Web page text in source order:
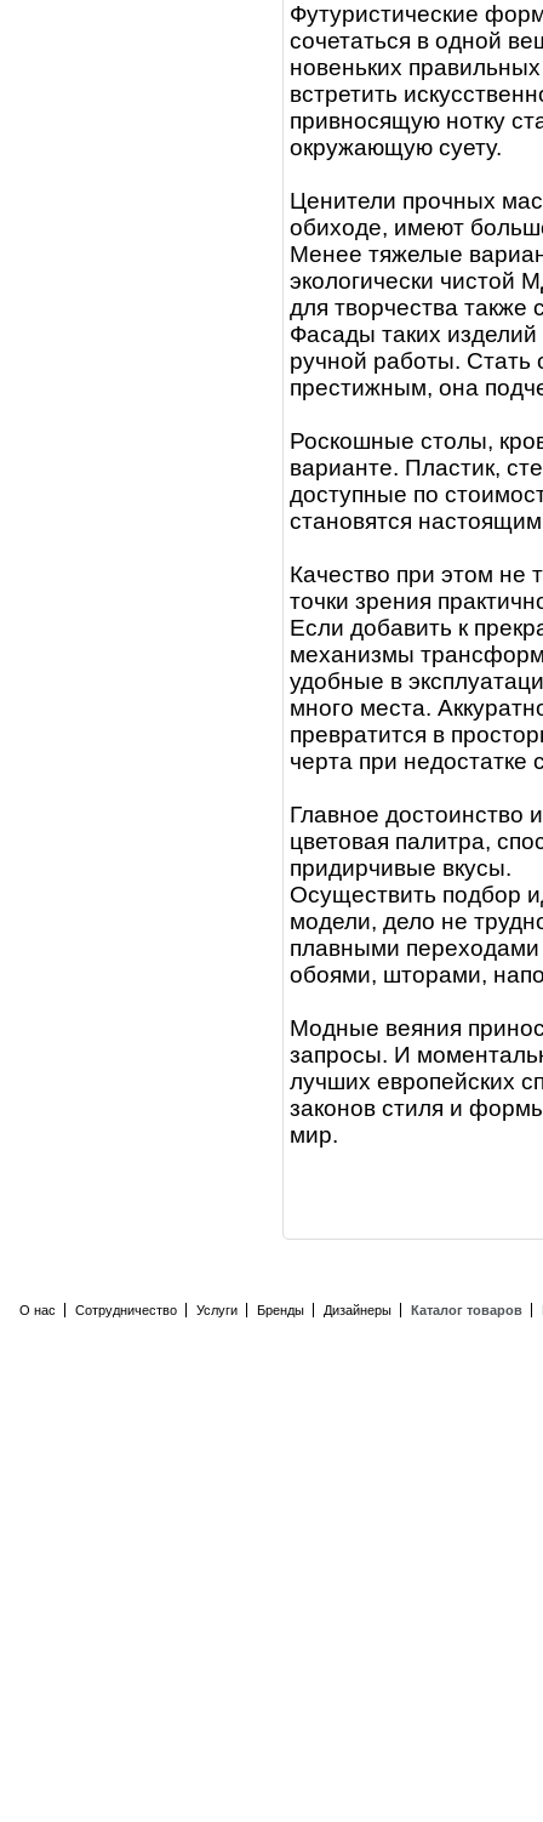
Футуристические
сочетаться в одной
новеньких
встретить
привносящую нотку
окружающую суету.
Ценители прочных
обиходе, имеют
Менее тяжелые
экологически чистой
для творчества также
Фасады таких
ручной работы. Стать
престижным, она
Роскошные столы,
варианте. Пластик,
доступные по
становятся
Качество при этом не
точки зрения
Если добавить к
механизмы
удобные в
много места.
превратится в
черта при
Главное достоинство
цветовая палитра,
придирчивые вкусы.
Осуществить подбор
модели, дело не
плавными
обоями, шторами,
Модные веяния
запросы. И
лучших европейских
законов стиля и
мир.
О нас Сотрудничество Услуги Бренды Дизайнеры Каталог товаров